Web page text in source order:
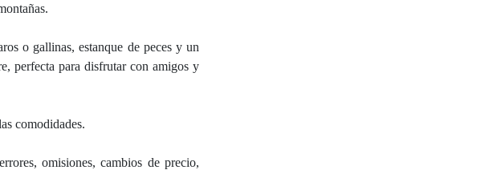
o gallinas, estanque de peces y un
perfecta para disfrutar con amigos y
comodidades.
omisiones, cambios de precio,